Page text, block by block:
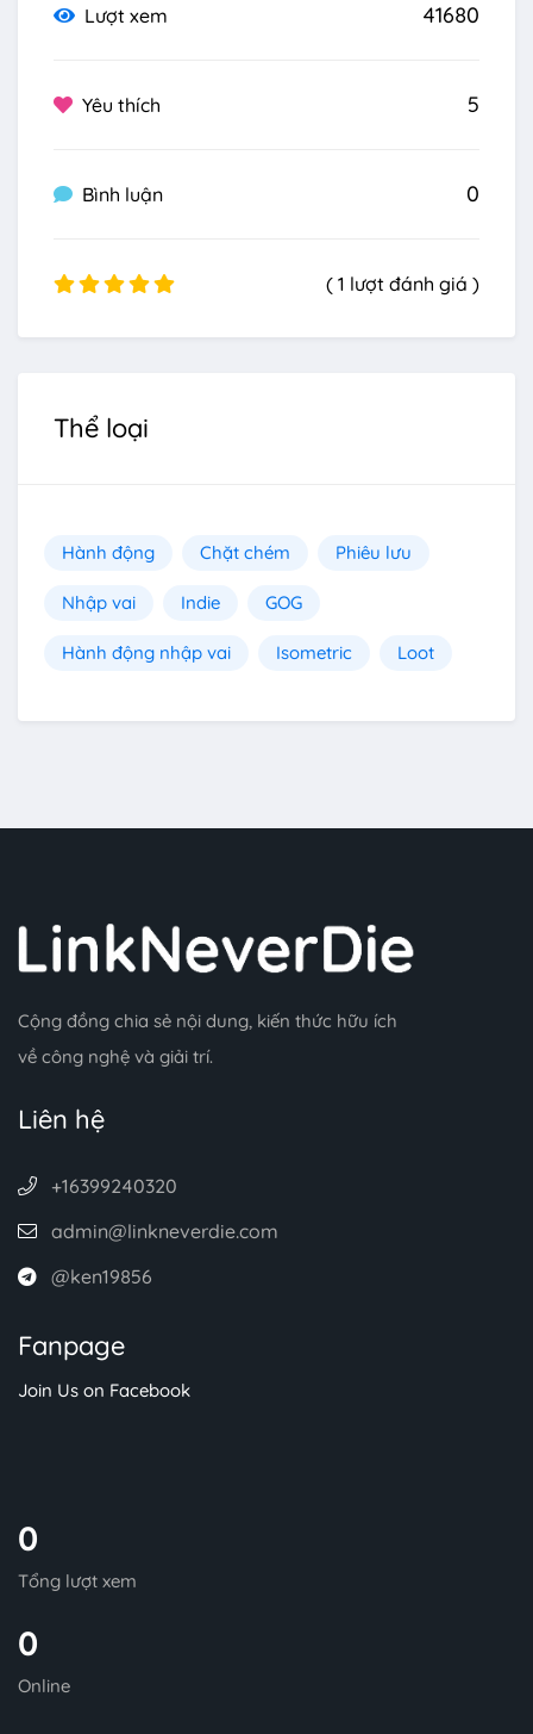
Lượt xem 41680
Yêu thích 5
Bình luận 0
( 1 lượt đánh giá )
Thể loại
Hành động Chặt chém Phiêu lưu
Nhập vai Indie GOG
Hành động nhập vai Isometric Loot
Cộng đồng chia sẻ nội dung, kiến thức hữu ích
về công nghệ và giải trí.
Liên hệ
+16399240320
admin@linkneverdie.com
@ken19856
Fanpage
Join Us on Facebook
0
Tổng lượt xem
0
Online